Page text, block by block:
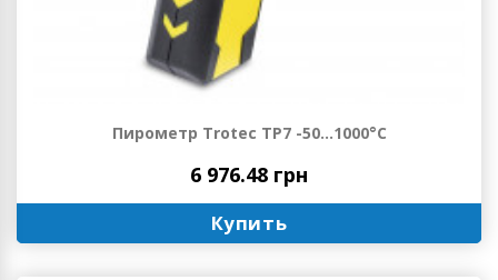
Пирометр Trotec TP7 -50...1000°C
6 976.48 грн
Купить